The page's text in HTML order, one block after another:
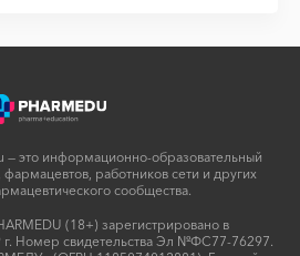
это информационно-образовательный
работников сети и других
сообщества.
(18+) зарегистрировано в
г. Номер свидетельства Эл №ФС77-76297.